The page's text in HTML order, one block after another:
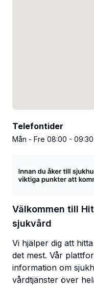
Telefontider
Mån - Fre 08:00 - 09:30
Välkommen till
sjukvård
Vi hjälper dig att
det mest. Vår
information om
vårdtjänster över